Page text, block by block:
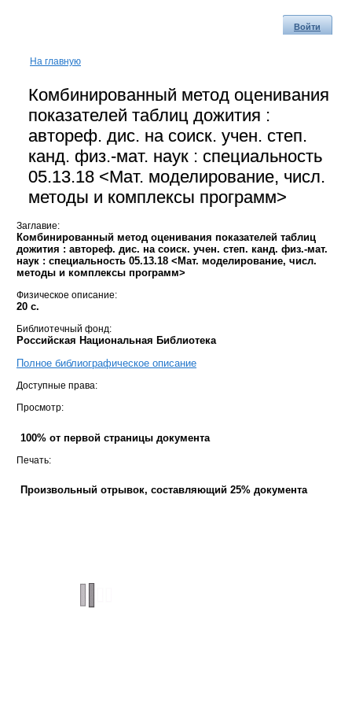
Войти
На главную
Комбинированный метод оценивания
показателей таблиц дожития :
автореф. дис. на соиск. учен. степ.
канд. физ.-мат. наук : специальность
05.13.18 <Мат. моделирование, числ.
методы и комплексы программ>
Заглавие:
Комбинированный метод оценивания показателей таблиц
дожития : автореф. дис. на соиск. учен. степ. канд. физ.-мат.
наук : специальность 05.13.18 <Мат. моделирование, числ.
методы и комплексы программ>
Физическое описание:
20 с.
Библиотечный фонд:
Российская Национальная Библиотека
Полное библиографическое описание
Доступные права:
Просмотр:
100% от первой страницы документа
Печать:
Произвольный отрывок, составляющий 25% документа